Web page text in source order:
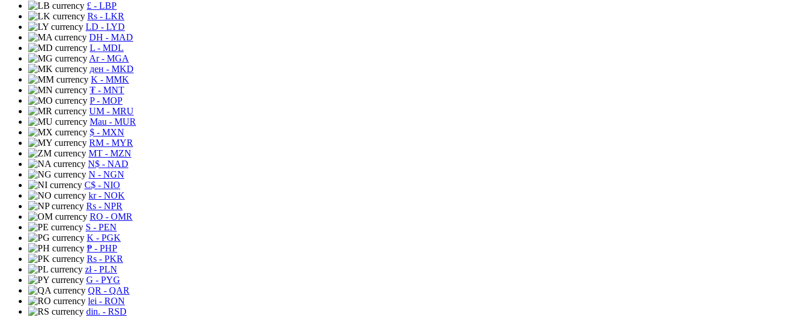
£ - LBP
Rs - LKR
LD - LYD
DH - MAD
L - MDL
Ar- MGA
ден - MKD
K - MMK
₮ - MNT
P- MOP
UM - MRU
Mau - MUR
$ - MXN
RM - MYR
MT - MZN
N$ - NAD
N - NGN
C$ - NIO
kr- NOK
Rs - NPR
RO - OMR
S - PEN
K - PGK
₱ - PHP
Rs - PKR
zł- PLN
G - PYG
QR - QAR
lei - RON
din. - RSD